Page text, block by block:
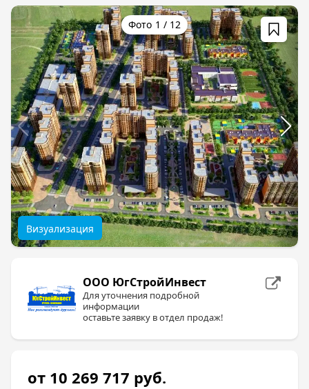
1 / 12
Визуализация
ООО ЮгСтройИнвест
Для уточнения подробной
информации
оставьте заявку в отдел продаж!
от 10 269 717 руб.